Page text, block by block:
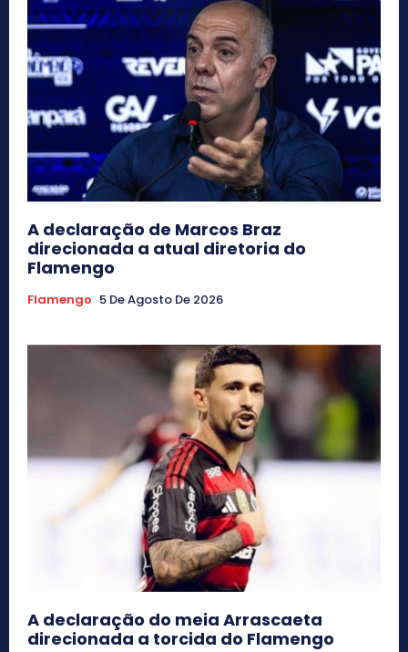
A declaração de Marcos Braz
direcionada a atual diretoria do
Flamengo
Flamengo 5 De Agosto De 2026
A declaração do meia Arrascaeta
direcionada a torcida do Flamengo